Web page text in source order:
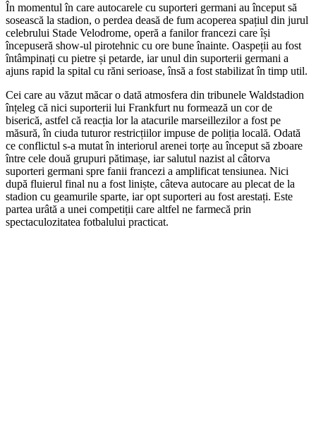
În momentul în care autocarele cu suporteri germani au început să
sosească la stadion, o perdea deasă de fum acoperea spațiul din jurul
celebrului Stade Velodrome, operă a fanilor francezi care își
începuseră show-ul pirotehnic cu ore bune înainte. Oaspeții au fost
întâmpinați cu pietre și petarde, iar unul din suporterii germani a
ajuns rapid la spital cu răni serioase, însă a fost stabilizat în timp util.
Cei care au văzut măcar o dată atmosfera din tribunele Waldstadion
înțeleg că nici suporterii lui Frankfurt nu formează un cor de
biserică, astfel că reacția lor la atacurile marseillezilor a fost pe
măsură, în ciuda tuturor restricțiilor impuse de poliția locală. Odată
ce conflictul s-a mutat în interiorul arenei torțe au început să zboare
între cele două grupuri pătimașe, iar salutul nazist al câtorva
suporteri germani spre fanii francezi a amplificat tensiunea. Nici
după fluierul final nu a fost liniște, câteva autocare au plecat de la
stadion cu geamurile sparte, iar opt suporteri au fost arestați. Este
partea urâtă a unei competiții care altfel ne farmecă prin
spectaculozitatea fotbalului practicat.